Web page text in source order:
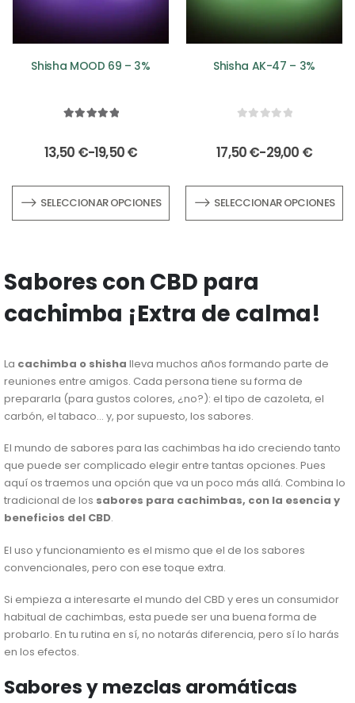
Shisha MOOD 69 – 3%
13,50 €-19,50€
SELECCIONAR OPCIONES
Shisha AK-47 – 3%
17,50€-29,00 €
SELECCIONAR OPCIONES
Sabores con CBD para
cachimba ¡Extra de calma!
La cachimba o shisha lleva muchos años formando parte de
reuniones entre amigos. Cada persona tiene su forma de
prepararla (para gustos colores, ¿no?): el tipo de cazoleta, el
carbón, el tabaco… y, por supuesto, los sabores.
El mundo de sabores para las cachimbas ha ido creciendo tanto
que puede ser complicado elegir entre tantas opciones. Pues
aquí os traemos una opción que va un poco más allá. Combina lo
tradicional de los sabores para cachimbas, con la esencia y
beneficios del CBD.
El uso y funcionamiento es el mismo que el de los sabores
convencionales, pero con ese toque extra.
Si empieza a interesarte el mundo del CBD y eres un consumidor
habitual de cachimbas, esta puede ser una buena forma de
probarlo. En tu rutina en sí, no notarás diferencia, pero sí lo harás
en los efectos.
Sabores y mezclas aromáticas